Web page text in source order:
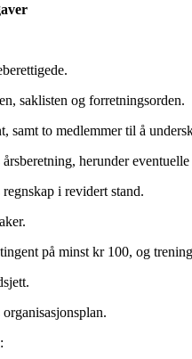
saklisten og forretningsorden.
samt to medlemmer til å
herunder
i revidert stand.
på minst kr 100, og